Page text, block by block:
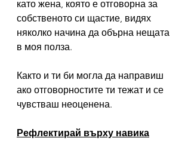
като жена, която е отговорна за
собственото си щастие, видях
няколко начина да обърна нещата
в моя полза.
Както и ти би могла да направиш
ако отговорностите ти тежат и се
чувстваш неоценена.
Рефлектирай върху навика